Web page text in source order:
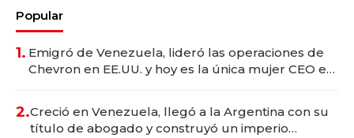
Popular
1. Emigró de Venezuela, lideró las operaciones de
Chevron en EE.UU. y hoy es la única mujer CEO en
2.Creció en Venezuela, llegó a la Argentina con su
título de abogado y construyó un imperio